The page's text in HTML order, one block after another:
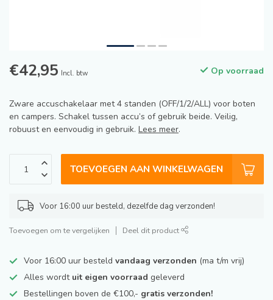
€42,95 Incl. btw Op voorraad
Zware accuschakelaar met 4 standen (OFF/1/2/ALL) voor boten
en campers. Schakel tussen accu’s of gebruik beide. Veilig,
robuust en eenvoudig in gebruik. Lees meer.
TOEVOEGEN AAN WINKELWAGEN
Voor 16:00 uur besteld, dezelfde dag verzonden!
Toevoegen om te vergelijken Deel dit product
Voor 16:00 uur besteld vandaag verzonden (ma t/m vrij)
Alles wordt uit eigen voorraad geleverd
Bestellingen boven de €100,- gratis verzonden!